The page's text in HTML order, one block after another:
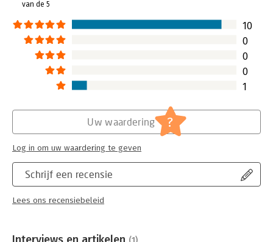
leren?
van de 5
10
0
0
0
1
Schrijf een recensie
Lees ons recensiebeleid
Uw waardering ?
Log in om uw waardering te geven